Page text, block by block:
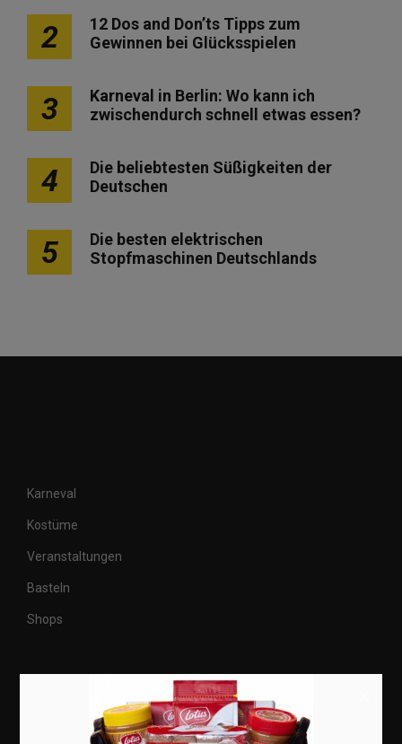
2
12 Dos and Don’ts Tipps zum
Gewinnen bei Glücksspielen
3
Karneval in Berlin: Wo kann ich
zwischendurch schnell etwas essen?
4
Die beliebtesten Süßigkeiten der
Deutschen
5
Die besten elektrischen
Stopfmaschinen Deutschlands
Karneval
Kostüme
Veranstaltungen
Basteln
Shops